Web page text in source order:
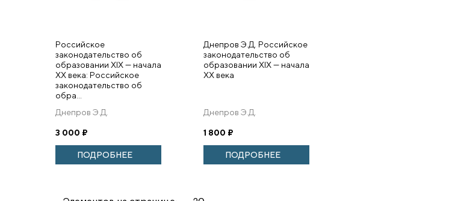
Российское
законодательство об
образовании XIX — начала
XX века: Российское
законодательство об
обра...
Днепров Э.Д.
3 000 ₽
ПОДРОБНЕЕ
Днепров Э.Д. Российское
законодательство об
образовании XIX — начала
XX века
Днепров Э.Д.
1 800 ₽
ПОДРОБНЕЕ